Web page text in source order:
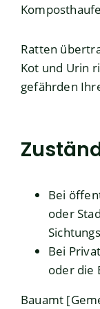
Ratten
Kot und Urin
gefährden
Bei
oder
Bei
oder die
Bauamt